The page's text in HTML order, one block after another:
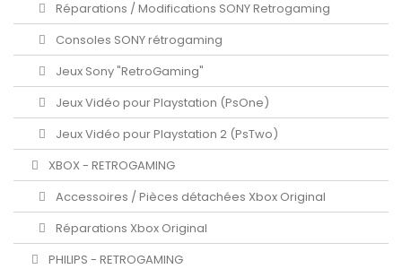
Réparations / Modifications SONY Retrogaming
Consoles SONY rétrogaming
Jeux Sony "RetroGaming"
Jeux Vidéo pour Playstation (PsOne)
Jeux Vidéo pour Playstation 2 (PsTwo)
XBOX - RETROGAMING
Accessoires / Pièces détachées Xbox Original
Réparations Xbox Original
PHILIPS - RETROGAMING